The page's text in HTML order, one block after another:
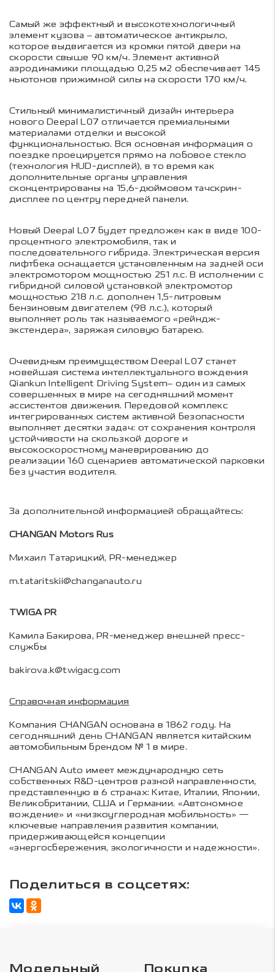
Самый же эффектный и высокотехнологичный
элемент кузова – автоматическое антикрыло,
которое выдвигается из кромки пятой двери на
скорости свыше 90 км/ч. Элемент активной
аэродинамики площадью 0,25 м2 обеспечивает 145
ньютонов прижимной силы на скорости 170 км/ч.
Стильный минималистичный дизайн интерьера
нового Deepal L07 отличается премиальными
материалами отделки и высокой
функциональностью. Вся основная информация о
поездке проецируется прямо на лобовое стекло
(технология HUD-дисплей), в то время как
дополнительные органы управления
сконцентрированы на 15,6-дюймовом тачскрин-
дисплее по центру передней панели.
Новый Deepal L07 будет предложен как в виде 100-
процентного электромобиля, так и
последовательного гибрида. Электрическая версия
лифтбека оснащается установленным на задней оси
электромотором мощностью 251 л.с. В исполнении с
гибридной силовой установкой электромотор
мощностью 218 л.с. дополнен 1,5-литровым
бензиновым двигателем (98 л.с.), который
выполняет роль так называемого «рейндж-
экстендера», заряжая силовую батарею.
Очевидным преимуществом Deepal L07 станет
новейшая система интеллектуального вождения
Qiankun Intelligent Driving System– один из самых
совершенных в мире на сегодняшний момент
ассистентов движения. Передовой комплекс
интегрированных систем активной безопасности
выполняет десятки задач: от сохранения контроля
устойчивости на скользкой дороге и
высокоскоростному маневрированию до
реализации 160 сценариев автоматической парковки
без участия водителя.
За дополнительной информацией обращайтесь:
CHANGAN Motors Rus
Михаил Татарицкий, PR-менеджер
m.tataritskii@changanauto.ru
TWIGA PR
Камила Бакирова, PR-менеджер внешней пресс-
службы
bakirova.k@twigacg.com
Справочная информация
Компания CHANGAN основана в 1862 году. На
сегодняшний день CHANGAN является китайским
автомобильным брендом № 1 в мире.
CHANGAN Auto имеет международную сеть
собственных R&D-центров разной направленности,
представленную в 6 странах: Китае, Италии, Японии,
Великобритании, США и Германии. «Автономное
вождение» и «низкоуглеродная мобильность» —
ключевые направления развития компании,
придерживающейся концепции
«энергосбережения, экологичности и надежности».
Поделиться в соцсетях: